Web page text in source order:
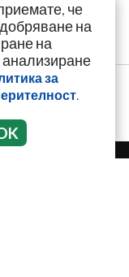
че
на
на
за
.